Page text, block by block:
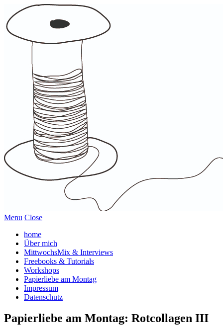
Menu Close
home
Über mich
MittwochsMix & Interviews
Freebooks & Tutorials
Workshops
Papierliebe am Montag
Impressum
Datenschutz
Papierliebe am Montag: Rotcollagen III